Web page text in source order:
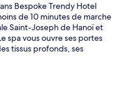
Bespoke Trendy Hotel
de 10 minutes de marche
Saint-Joseph de Hanoï et
spa vous ouvre ses portes
tissus profonds, ses
figurent un hammam et un
voyageurs adorent le